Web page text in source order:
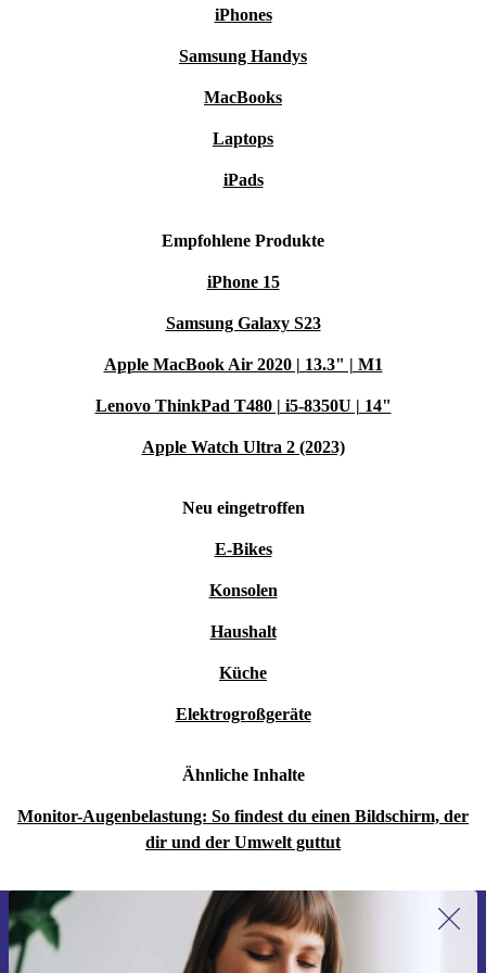
iPhones
Samsung Handys
MacBooks
Laptops
iPads
Empfohlene Produkte
iPhone 15
Samsung Galaxy S23
Apple MacBook Air 2020 | 13.3" | M1
Lenovo ThinkPad T480 | i5-8350U | 14"
Apple Watch Ultra 2 (2023)
Neu eingetroffen
E-Bikes
Konsolen
Haushalt
Küche
Elektrogroßgeräte
Ähnliche Inhalte
Monitor-Augenbelastung: So findest du einen Bildschirm, der
dir und der Umwelt guttut
Erstmals zum Newsletter anmelden,
15 € sparen!